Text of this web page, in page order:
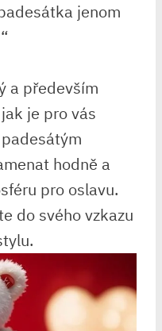
jenom
a ⁣především
je pro vás
hodně a
pro oslavu.
do svého vzkazu